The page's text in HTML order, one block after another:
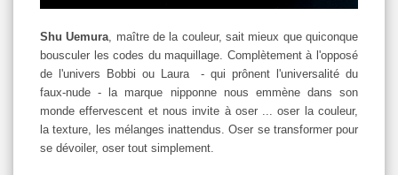
ShuUemura, maître de la couleur, sait mieux que quiconque
bousculer les codes du maquillage. Complètement à l'opposé
de l'univers Bobbi ou Laura - qui prônent l'universalité du
faux-nude - la marque nipponne nous emmène dans son
monde effervescent et nous invite à oser ... oser la couleur,
la texture, les mélanges inattendus. Oser se transformer pour
se dévoiler, oser tout simplement.